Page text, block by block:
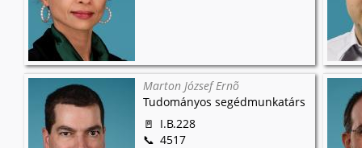
Marton József Ernõ
Tudományos segédmunkatárs
I.B.228
4517